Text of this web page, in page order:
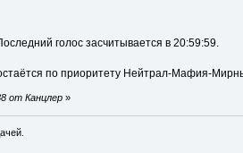
голос засчитывается в 20:59:59.
по приоритету Нейтрал-Мафия-
от Канцлер »